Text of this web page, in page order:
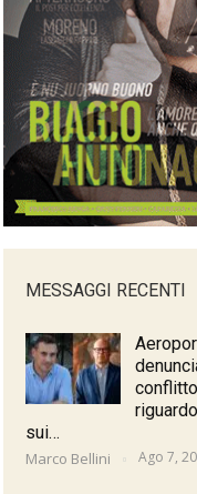
MESSAGGI RECENTI
sui…
Marco Bellini Ago 7,